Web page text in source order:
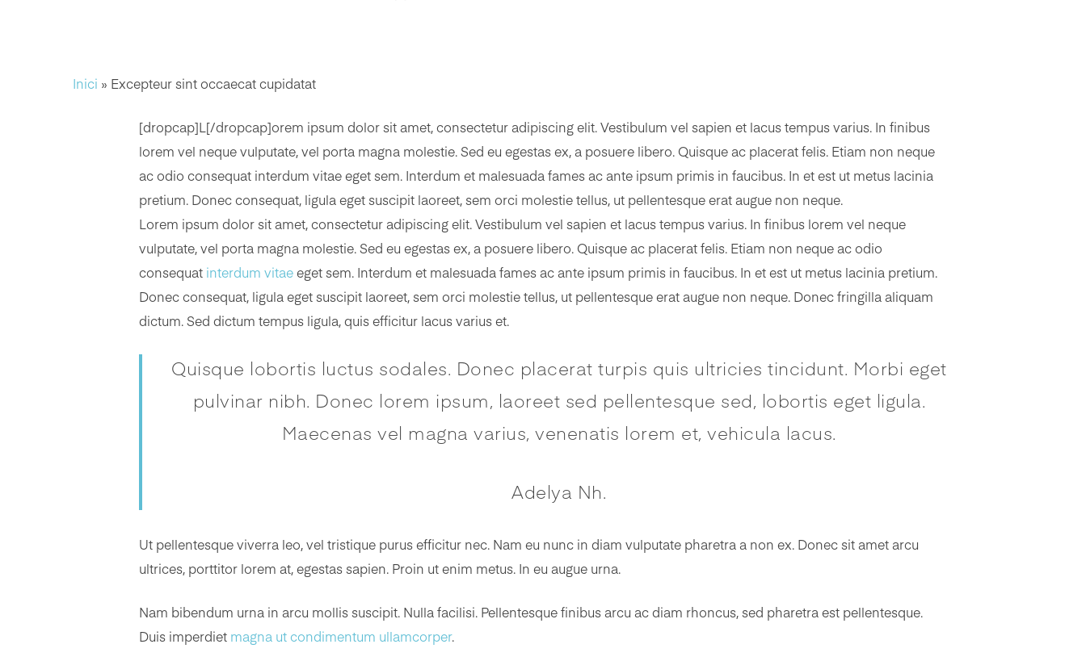
Inici » Excepteur sint occaecat cupidatat
[dropcap]L[/dropcap]orem ipsum dolor sit amet, consectetur adipiscing elit. Vestibulum vel sapien et lacus tempus varius. In finibus
lorem vel neque vulputate, vel porta magna molestie. Sed eu egestas ex, a posuere libero. Quisque ac placerat felis. Etiam non neque
ac odio consequat interdum vitae eget sem. Interdum et malesuada fames ac ante ipsum primis in faucibus. In et est ut metus lacinia
pretium. Donec consequat, ligula eget suscipit laoreet, sem orci molestie tellus, ut pellentesque erat augue non neque.
Lorem ipsum dolor sit amet, consectetur adipiscing elit. Vestibulum vel sapien et lacus tempus varius. In finibus lorem vel neque
vulputate, vel porta magna molestie. Sed eu egestas ex, a posuere libero. Quisque ac placerat felis. Etiam non neque ac odio
consequat interdum vitae eget sem. Interdum et malesuada fames ac ante ipsum primis in faucibus. In et est ut metus lacinia pretium.
Donec consequat, ligula eget suscipit laoreet, sem orci molestie tellus, ut pellentesque erat augue non neque. Donec fringilla aliquam
dictum. Sed dictum tempus ligula, quis efficitur lacus varius et.
Quisque lobortis luctus sodales. Donec placerat turpis quis ultricies tincidunt. Morbi eget
pulvinar nibh. Donec lorem ipsum, laoreet sed pellentesque sed, lobortis eget ligula.
Maecenas vel magna varius, venenatis lorem et, vehicula lacus.
Adelya Nh.
Ut pellentesque viverra leo, vel tristique purus efficitur nec. Nam eu nunc in diam vulputate pharetra a non ex. Donec sit amet arcu
ultrices, porttitor lorem at, egestas sapien. Proin ut enim metus. In eu augue urna.
Nam bibendum urna in arcu mollis suscipit. Nulla facilisi. Pellentesque finibus arcu ac diam rhoncus, sed pharetra est pellentesque.
Duis imperdiet magna ut condimentum ullamcorper.